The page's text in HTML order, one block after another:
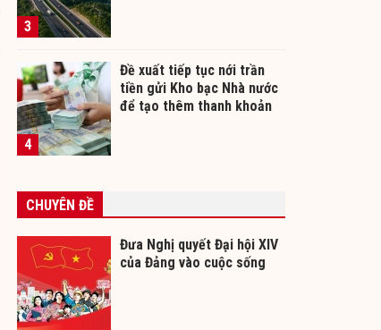
3
4
Đề xuất tiếp tục nới trần
tiền gửi Kho bạc Nhà nước
để tạo thêm thanh khoản
CHUYÊN ĐỀ
Đưa Nghị quyết Đại hội XIV
của Đảng vào cuộc sống